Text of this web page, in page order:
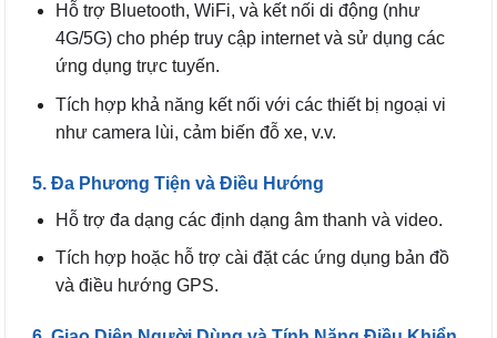
Hỗ trợ Bluetooth, WiFi, và kết nối di động (như
4G/5G) cho phép truy cập internet và sử dụng các
ứng dụng trực tuyến.
Tích hợp khả năng kết nối với các thiết bị ngoại vi
như camera lùi, cảm biến đỗ xe, v.v.
5. Đa Phương Tiện và Điều Hướng
Hỗ trợ đa dạng các định dạng âm thanh và video.
Tích hợp hoặc hỗ trợ cài đặt các ứng dụng bản đồ
và điều hướng GPS.